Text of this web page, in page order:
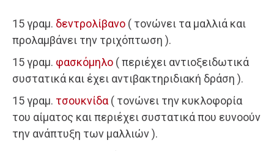
15 γραμ. δεντρολίβανο ( τονώνει τα μαλλιά και
προλαμβάνει την τριχόπτωση ).
15 γραμ. φασκόμηλο ( περιέχει αντιοξειδωτικά
συστατικά και έχει αντιβακτηριδιακή δράση ).
15 γραμ. τσουκνίδα ( τονώνει την κυκλοφορία
του αίματος και περιέχει συστατικά που ευνοούν
την ανάπτυξη των μαλλιών ).